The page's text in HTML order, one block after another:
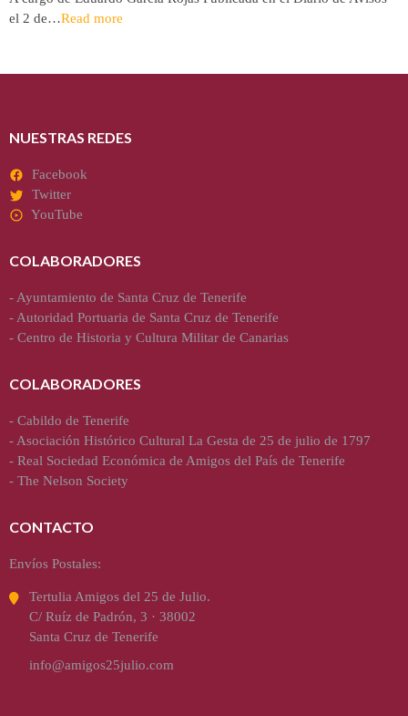
el 2 de…Read more
NUESTRAS REDES
Facebook
Twitter
YouTube
COLABORADORES
- Ayuntamiento de Santa Cruz de Tenerife
- Autoridad Portuaria de Santa Cruz de Tenerife
- Centro de Historia y Cultura Militar de Canarias
COLABORADORES
- Cabildo de Tenerife
- Asociación Histórico Cultural La Gesta de 25 de julio de 1797
- Real Sociedad Económica de Amigos del País de Tenerife
- The Nelson Society
CONTACTO
Envíos Postales:
Tertulia Amigos del 25 de Julio.
C/ Ruíz de Padrón, 3 · 38002
Santa Cruz de Tenerife
info@amigos25julio.com